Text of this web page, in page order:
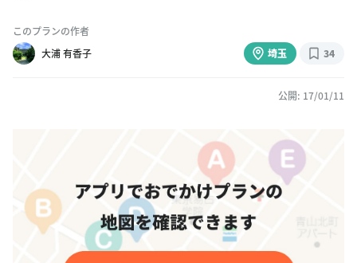
このプランの作者
大浦 有香子
埼玉 34
公開: 17/01/11